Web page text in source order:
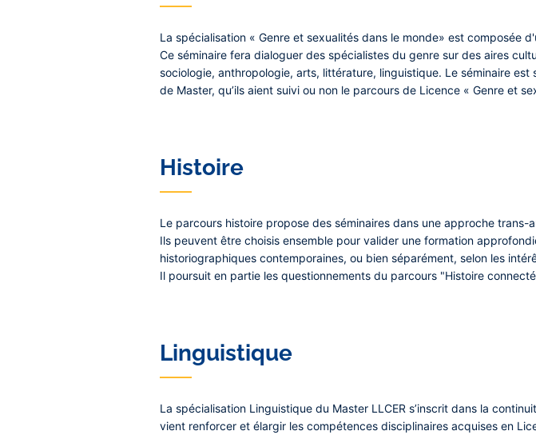
La spécialisation « Genre et sexualités dans le monde» est composée
Ce séminaire fera dialoguer des spécialistes du genre sur des aires
sociologie, anthropologie, arts, littérature, linguistique. Le séminaire
de Master, qu’ils aient suivi ou non le parcours de Licence « Genre et
Histoire
Le parcours histoire propose des séminaires dans une approche trans-
Ils peuvent être choisis ensemble pour valider une formation
historiographiques contemporaines, ou bien séparément, selon les
Il poursuit en partie les questionnements du parcours "Histoire
Linguistique
La spécialisation Linguistique du Master LLCER s’inscrit dans la
vient renforcer et élargir les compétences disciplinaires acquises en